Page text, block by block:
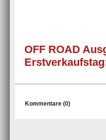
OFF ROAD
Kommentare (0)